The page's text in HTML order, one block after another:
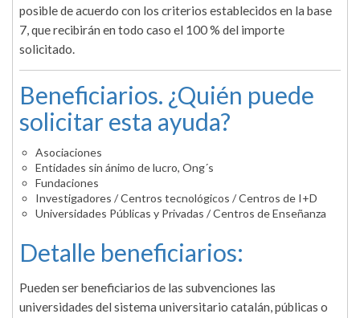
posible de acuerdo con los criterios establecidos en la base
7, que recibirán en todo caso el 100 % del importe
solicitado.
Beneficiarios. ¿Quién puede
solicitar esta ayuda?
Asociaciones
Entidades sin ánimo de lucro, Ong´s
Fundaciones
Investigadores / Centros tecnológicos / Centros de I+D
Universidades Públicas y Privadas / Centros de Enseñanza
Detalle beneficiarios:
Pueden ser beneficiarios de las subvenciones las
universidades del sistema universitario catalán, públicas o